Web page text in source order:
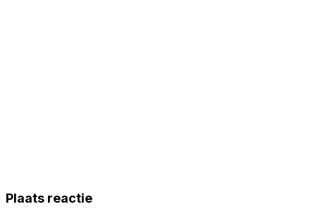
Plaats reactie